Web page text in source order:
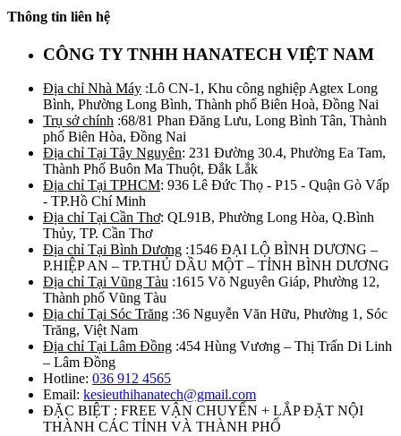
Thông tin liên hệ
CÔNG TY TNHH HANATECH VIỆT NAM
Địa chỉ Nhà Máy :Lô CN-1, Khu công nghiệp Agtex Long
Bình, Phường Long Bình, Thành phố Biên Hoà, Đồng Nai
Trụ sở chính :68/81 Phan Đăng Lưu, Long Bình Tân, Thành
phố Biên Hòa, Đồng Nai
Địa chỉ Tại Tây Nguyên: 231 Đường 30.4, Phường Ea Tam,
Thành Phố Buôn Ma Thuột, Đắk Lắk
Địa chỉ Tại TPHCM: 936 Lê Đức Thọ - P15 - Quận Gò Vấp
- TP.Hồ Chí Minh
Địa chỉ Tại Cần Thơ: QL91B, Phường Long Hòa, Q.Bình
Thủy, TP. Cần Thơ
Địa chỉ Tại Bình Dương :1546 ĐẠI LỘ BÌNH DƯƠNG –
P.HIỆP AN – TP.THỦ DẦU MỘT – TỈNH BÌNH DƯƠNG
Địa chỉ Tại Vũng Tàu :1615 Võ Nguyên Giáp, Phường 12,
Thành phố Vũng Tàu
Địa chỉ Tại Sóc Trăng :36 Nguyễn Văn Hữu, Phường 1, Sóc
Trăng, Việt Nam
Địa chỉ Tại Lâm Đồng :454 Hùng Vương – Thị Trấn Di Linh
– Lâm Đồng
Hotline: 036 912 4565
Email: kesieuthihanatech@gmail.com
ĐẶC BIỆT : FREE VẬN CHUYỂN + LẮP ĐẶT NỘI
THÀNH CÁC TỈNH VÀ THÀNH PHỐ